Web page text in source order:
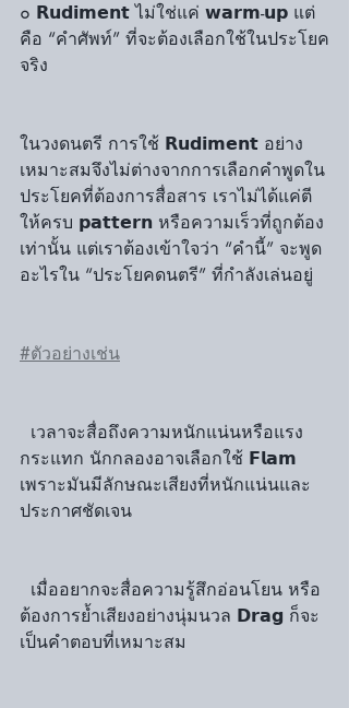
๐ 𝗥𝘂𝗱𝗶𝗺𝗲𝗻𝘁 ไม่ใช่แค่ 𝘄𝗮𝗿𝗺-𝘂𝗽 แต่
คือ “คำศัพท์” ที่จะต้องเลือกใช้ในประโยค
จริง
ในวงดนตรี การใช้ 𝗥𝘂𝗱𝗶𝗺𝗲𝗻𝘁 อย่าง
เหมาะสมจึงไม่ต่างจากการเลือกคำพูดใน
ประโยคที่ต้องการสื่อสาร เราไม่ได้แค่ตี
ให้ครบ 𝗽𝗮𝘁𝘁𝗲𝗿𝗻 หรือความเร็วที่ถูกต้อง
เท่านั้น แต่เราต้องเข้าใจว่า “คำนี้” จะพูด
อะไรใน “ประโยคดนตรี” ที่กำลังเล่นอยู่
#ตัวอย่างเช่น
เวลาจะสื่อถึงความหนักแน่นหรือแรง
กระแทก นักกลองอาจเลือกใช้ 𝗙𝗹𝗮𝗺
เพราะมันมีลักษณะเสียงที่หนักแน่นและ
ประกาศชัดเจน
เมื่ออยากจะสื่อความรู้สึกอ่อนโยน หรือ
ต้องการย้ำเสียงอย่างนุ่มนวล 𝗗𝗿𝗮𝗴 ก็จะ
เป็นคำตอบที่เหมาะสม